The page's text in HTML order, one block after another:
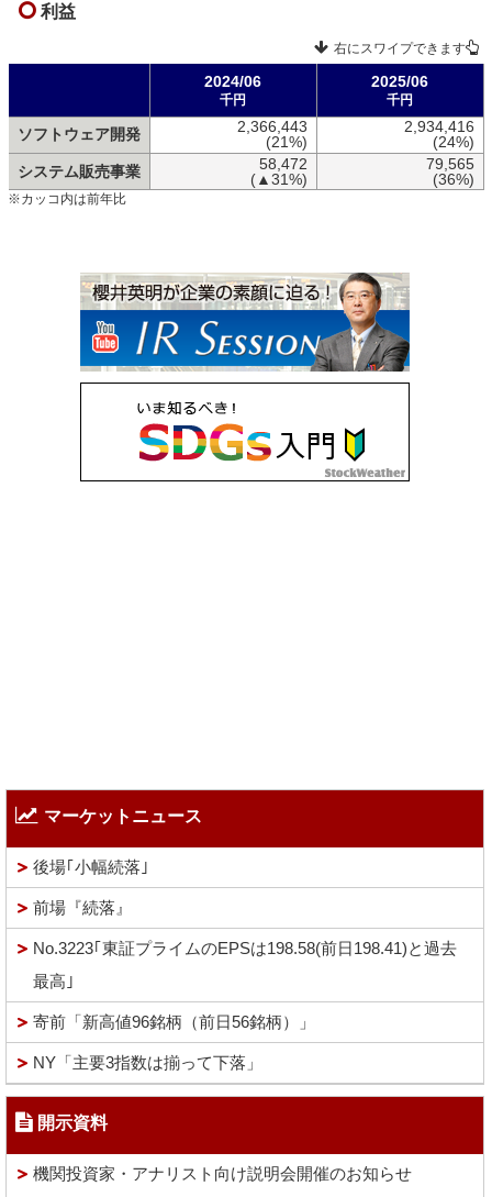
利益
右にスワイプできます
2024/06
千円
2025/06
千円
ソフトウェア開発
2,366,443
(21%)
2,934,416
(24%)
システム販売事業
58,472
(▲31%)
79,565
(36%)
※カッコ内は前年比
マーケットニュース
後場｢小幅続落｣
前場『続落』
No.3223｢東証プライムのEPSは198.58(前日198.41)と過去
最高｣
寄前「新高値96銘柄（前日56銘柄）」
NY「主要3指数は揃って下落」
開示資料
機関投資家・アナリスト向け説明会開催のお知らせ